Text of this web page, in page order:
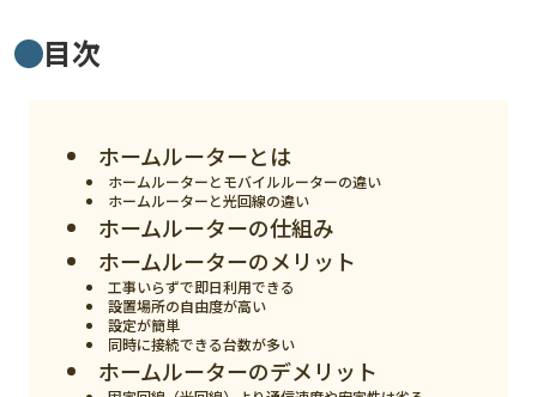
ドローン
スマート物流
ニュース
デジタルサイネージ
目次
ホームルーターとは
ホームルーターとモバイルルーターの違い
ホームルーターと光回線の違い
ホームルーターの仕組み
ホームルーターのメリット
工事いらずで即日利用できる
設置場所の自由度が高い
設定が簡単
同時に接続できる台数が多い
ホームルーターのデメリット